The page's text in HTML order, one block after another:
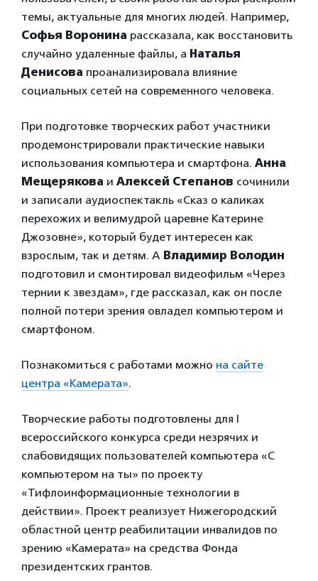
темы, актуальные для многих людей. Например,
Софья Воронина рассказала, как восстановить
случайно удаленные файлы, а Наталья
Денисова проанализировала влияние
социальных сетей на современного человека.
При подготовке творческих работ участники
продемонстрировали практические навыки
использования компьютера и смартфона. Анна
Мещерякова и Алексей Степанов сочинили
и записали аудиоспектакль «Сказ о каликах
перехожих и велимудрой царевне Катерине
Джозовне», который будет интересен как
взрослым, так и детям. А Владимир Володин
подготовил и смонтировал видеофильм «Через
тернии к звездам», где рассказал, как он после
полной потери зрения овладел компьютером и
смартфоном.
Познакомиться с работами можно на сайте
центра «Камерата».
Творческие работы подготовлены для I
всероссийского конкурса среди незрячих и
слабовидящих пользователей компьютера «С
компьютером на ты» по проекту
«Тифлоинформационные технологии в
действии». Проект реализует Нижегородский
областной центр реабилитации инвалидов по
зрению «Камерата» на средства Фонда
президентских грантов.